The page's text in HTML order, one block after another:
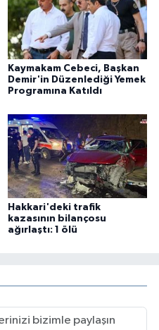
Kaymakam Cebeci, Başkan
Demir'in Düzenlediği Yemek
Programına Katıldı
Hakkari'deki trafik
kazasının bilançosu
ağırlaştı: 1 ölü